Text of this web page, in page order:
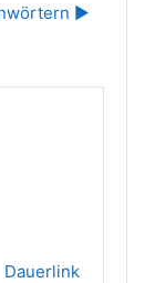
▶︎
Dauerlink